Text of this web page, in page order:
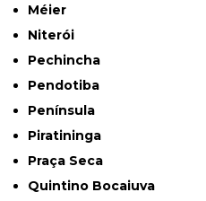
Méier
Niterói
Pechincha
Pendotiba
Península
Piratininga
Praça Seca
Quintino Bocaiuva